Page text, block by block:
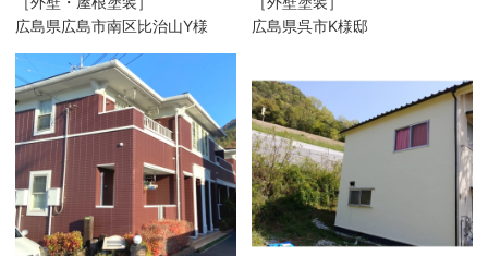
広島県広島市南区比治山Y様
広島県呉市K様邸